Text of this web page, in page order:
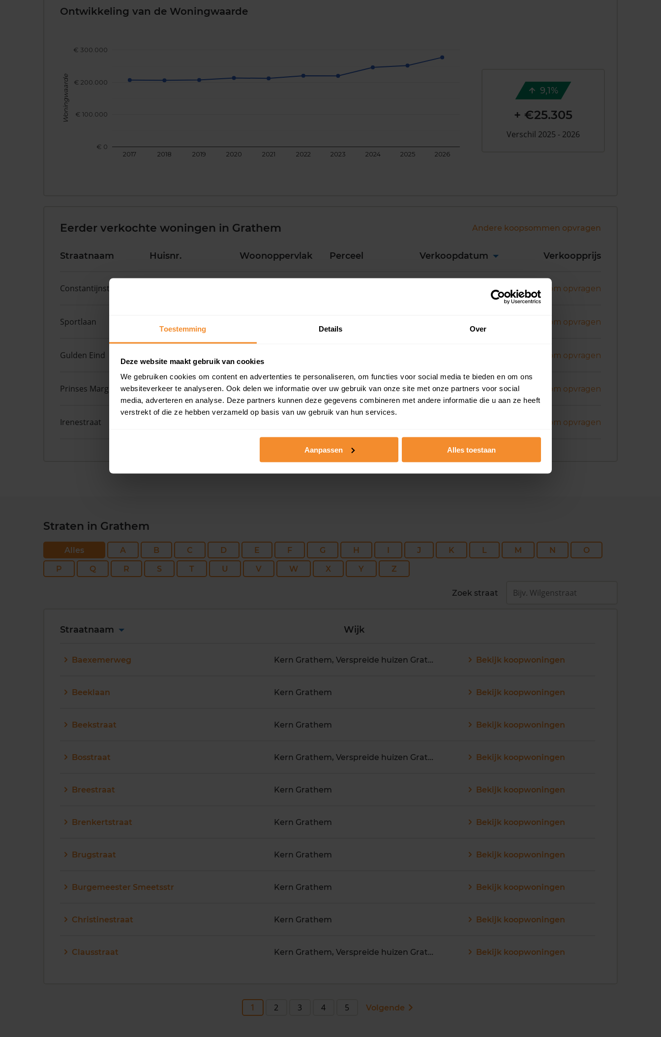
Toestemming Details Over
Deze website maakt gebruik van cookies
We gebruiken cookies om content en advertenties te personaliseren, om functies voor social media te bieden en om ons
websiteverkeer te analyseren. Ook delen we informatie over uw gebruik van onze site met onze partners voor social
media, adverteren en analyse. Deze partners kunnen deze gegevens combineren met andere informatie die u aan ze heeft
verstrekt of die ze hebben verzameld op basis van uw gebruik van hun services.
Aanpassen Alles toestaan
Ontwikkeling van de Woningwaarde
2017 2018 2019 2020 2021 2022 2023 2024 2025 2026
€ 0
€ 100.000
€ 200.000
€ 300.000
Woningwaarde 9,1%
+ €25.305
Verschil 2025 - 2026
Eerder verkochte woningen in Grathem Andere koopsommen opvragen
Straatnaam Huisnr. Woonoppervlak Perceel Verkoopdatum Verkoopprijs
Constantijnstraat Koopsom opvragen
Sportlaan Koopsom opvragen
Gulden Eind Koopsom opvragen
Prinses Margrietstraat 11 113 m2 330 m2 18 mei 2026 Koopsom opvragen
Irenestraat Koopsom opvragen
Straten in Grathem
Alles A B C D E F G H I J K L M N
O
P
Q R S T U V W X Y Z
Zoek straat
Straatnaam Wijk
Baexemerweg Kern Grathem, Verspreide huizen Grathem Bekijk koopwoningen
Beeklaan Kern Grathem Bekijk koopwoningen
Beekstraat Kern Grathem Bekijk koopwoningen
Bosstraat Kern Grathem, Verspreide huizen Grathem Bekijk koopwoningen
Breestraat Kern Grathem Bekijk koopwoningen
Brenkertstraat Kern Grathem Bekijk koopwoningen
Brugstraat Kern Grathem Bekijk koopwoningen
Burgemeester Smeetsstr Kern Grathem Bekijk koopwoningen
Christinestraat Kern Grathem Bekijk koopwoningen
Clausstraat Kern Grathem, Verspreide huizen Grathem Bekijk koopwoningen
1 2 3 4 5 Volgende